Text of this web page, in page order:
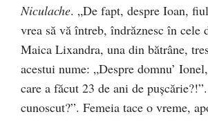
Niculache. „De fapt, despre Ioan,
vrea să vă întreb, îndrăznesc în
Maica Lixandra, una din bătrâne,
acestui nume: „Despre domnu’
care a făcut 23 de ani de
cunoscut?”. Femeia tace o vreme,